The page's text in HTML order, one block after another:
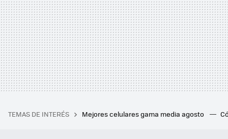
TEMAS DE INTERÉS Mejores celulares gama media agosto